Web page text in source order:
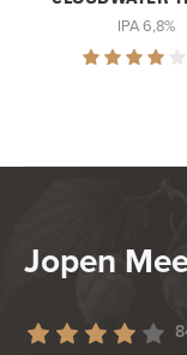
IPA 6,8%
Jopen